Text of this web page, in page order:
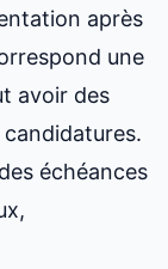
après
une
avoir des
échéances